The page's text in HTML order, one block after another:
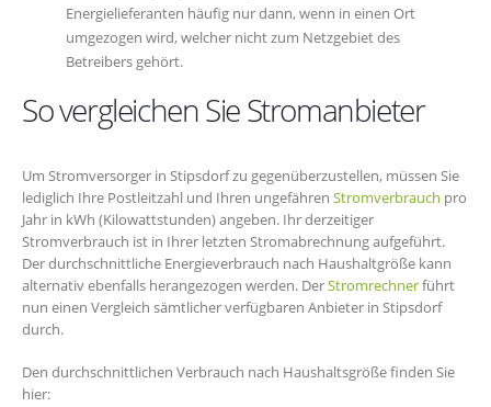
Energielieferanten häufig nur dann, wenn in einen Ort
umgezogen wird, welcher nicht zum Netzgebiet des
Betreibers gehört.
So vergleichen Sie Stromanbieter
Um Stromversorger in Stipsdorf zu gegenüberzustellen, müssen Sie
lediglich Ihre Postleitzahl und Ihren ungefähren Stromverbrauch pro
Jahr in kWh (Kilowattstunden) angeben. Ihr derzeitiger
Stromverbrauch ist in Ihrer letzten Stromabrechnung aufgeführt.
Der durchschnittliche Energieverbrauch nach Haushaltgröße kann
alternativ ebenfalls herangezogen werden. DerStromrechnerführt
nun einen Vergleich sämtlicher verfügbaren Anbieter in Stipsdorf
durch.
Den durchschnittlichen Verbrauch nach Haushaltsgröße finden Sie
hier: